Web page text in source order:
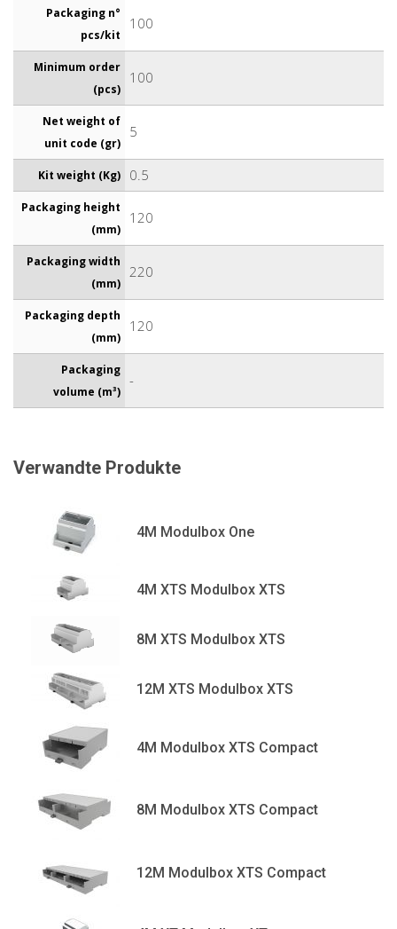
Packaging n°
pcs/kit
100
Minimum order
(pcs)
100
Net weight of
unit code (gr)
5
Kit weight (Kg) 0.5
Packaging height
(mm)
120
Packaging width
(mm)
220
Packaging depth
(mm)
120
Packaging
volume (m³)
-
Verwandte Produkte
4M Modulbox One
4M XTS Modulbox XTS
8M XTS Modulbox XTS
12M XTS Modulbox XTS
4M Modulbox XTS Compact
8M Modulbox XTS Compact
12M Modulbox XTS Compact